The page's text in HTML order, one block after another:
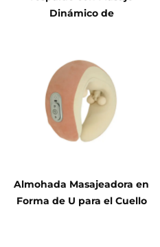
Dinámico de
Almohada Masajeadora en
Forma de U para el Cuello